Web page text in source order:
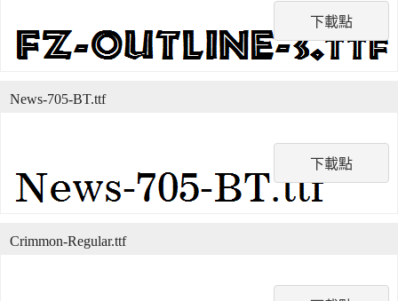
下載點
下載點
News-705-BT.ttf
Crimmon-Regular.ttf